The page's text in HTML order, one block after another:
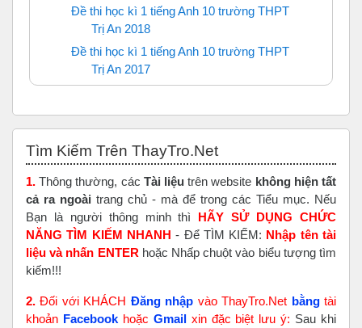
Đề thi học kì 1 tiếng Anh 10 trường THPT
Trị An 2018
URL
Đề thi học kì 1 tiếng Anh 10 trường THPT
Trị An 2017
URL
Tìm Kiếm Trên ThayTro.Net
1. Thông thường, các Tài liệu trên website không hiện tất
cả ra ngoài trang chủ - mà để trong các Tiểu mục. Nếu
Bạn là người thông minh thì HÃY SỬ DỤNG CHỨC
NĂNG TÌM KIẾM NHANH - Để TÌM KIẾM: Nhập tên tài
liệu và nhấn ENTER hoặc Nhấp chuột vào biểu tượng tìm
kiếm!!!
2. Đối với KHÁCH Đăng nhập vào ThayTro.Net bằngtài
khoản Facebook hoặc Gmailxin đặc biệt lưu ý: Sau khi